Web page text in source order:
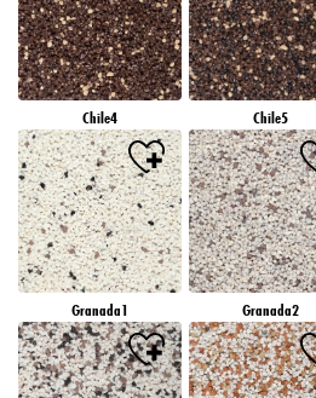
Chile4 Chile5
Granada1 Granada2